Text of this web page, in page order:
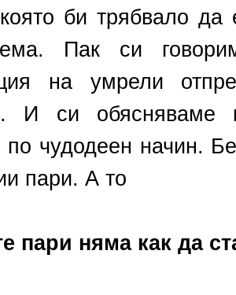
би трябвало да
Пак си
на умрели
И си обясняваме
по чудодеен начин.
пари. А то
пари няма как да